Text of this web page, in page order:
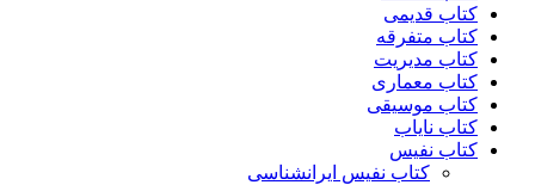
کتاب قدیمی
کتاب متفرقه
کتاب مدیریت
کتاب معماری
کتاب موسیقی
کتاب نایاب
کتاب نفیس
کتاب نفیس ایرانشناسی